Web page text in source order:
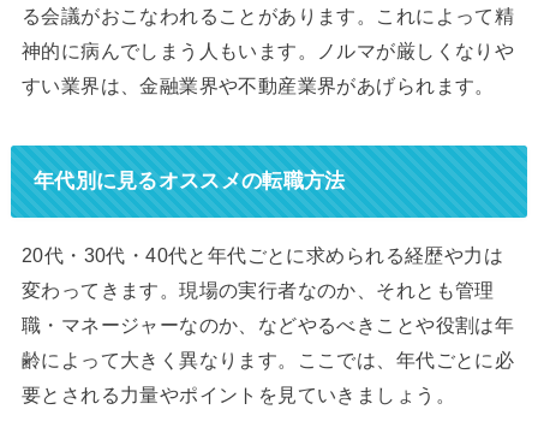
る会議がおこなわれることがあります。これによって精
神的に病んでしまう人もいます。ノルマが厳しくなりや
すい業界は、金融業界や不動産業界があげられます。
年代別に見るオススメの転職方法
20代・30代・40代と年代ごとに求められる経歴や力は
変わってきます。現場の実行者なのか、それとも管理
職・マネージャーなのか、などやるべきことや役割は年
齢によって大きく異なります。ここでは、年代ごとに必
要とされる力量やポイントを見ていきましょう。